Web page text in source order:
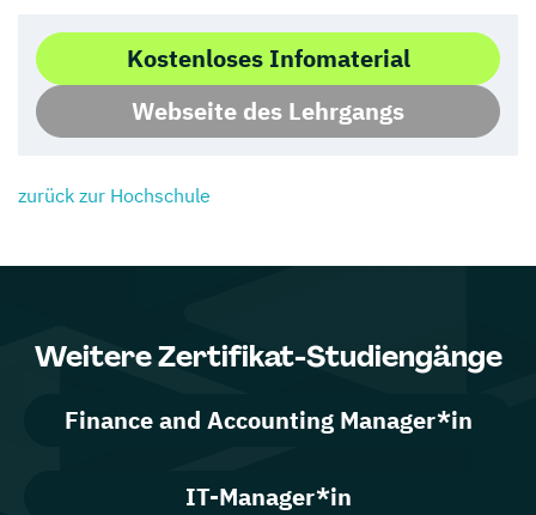
Kostenloses Infomaterial
Webseite des Lehrgangs
zurück zur Hochschule
Weitere Zertifikat-Studiengänge
Finance and Accounting Manager*in
IT-Manager*in